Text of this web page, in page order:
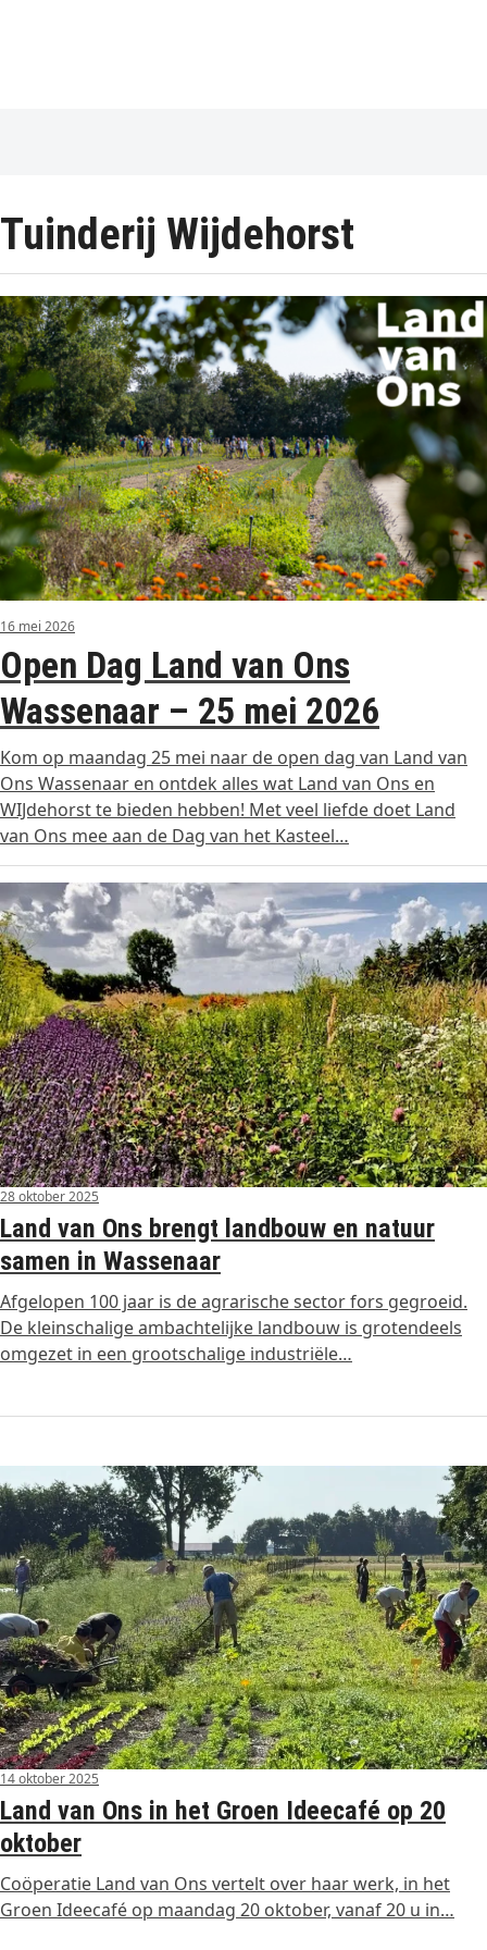
Tuinderij Wijdehorst
16 mei 2026
Open Dag Land van Ons
Wassenaar – 25 mei 2026
Kom op maandag 25 mei naar de open dag van Land van
Ons Wassenaar en ontdek alles wat Land van Ons en
WIJdehorst te bieden hebben! Met veel liefde doet Land
van Ons mee aan de Dag van het Kasteel…
28 oktober 2025
Land van Ons brengt landbouw en natuur
samen in Wassenaar
Afgelopen 100 jaar is de agrarische sector fors gegroeid.
De kleinschalige ambachtelijke landbouw is grotendeels
omgezet in een grootschalige industriële…
14 oktober 2025
Land van Ons in het Groen Ideecafé op 20
oktober
Coöperatie Land van Ons vertelt over haar werk, in het
Groen Ideecafé op maandag 20 oktober, vanaf 20 u in…